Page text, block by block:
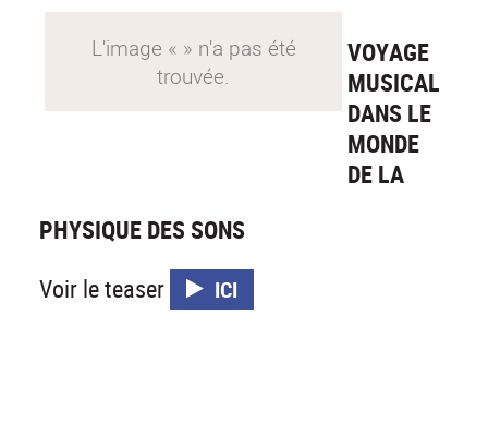
VOYAGE
MUSICAL
DANS LE
MONDE
DE LA
PHYSIQUE DES SONS
Voir le teaser
ICI